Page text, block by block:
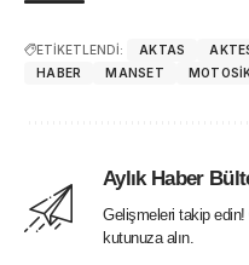
ETİKETLENDİ: AKTAS
HABER
MANSET
Aylık Haber
Gelişmeleri takip
kutunuza alın.